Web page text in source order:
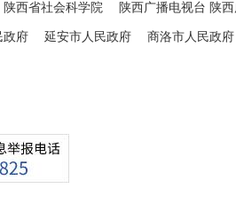
陕西省社会科学院 陕西广播电视台 陕
政府 延安市人民政府 商洛市人民政府